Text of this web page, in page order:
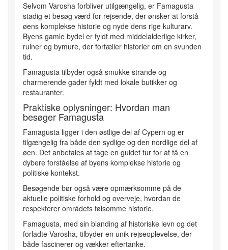
Selvom Varosha forbliver utilgængelig, er Famagusta
stadig et besøg værd for rejsende, der ønsker at forstå
øens komplekse historie og nyde dens rige kulturarv.
Byens gamle bydel er fyldt med middelalderlige kirker,
ruiner og bymure, der fortæller historier om en svunden
tid.
Famagusta tilbyder også smukke strande og
charmerende gader fyldt med lokale butikker og
restauranter.
Praktiske oplysninger: Hvordan man
besøger Famagusta
Famagusta ligger i den østlige del af Cypern og er
tilgængelig fra både den sydlige og den nordlige del af
øen. Det anbefales at tage en guidet tur for at få en
dybere forståelse af byens komplekse historie og
politiske kontekst.
Besøgende bør også være opmærksomme på de
aktuelle politiske forhold og overveje, hvordan de
respekterer områdets følsomme historie.
Famagusta, med sin blanding af historiske levn og det
forladte Varosha, tilbyder en unik rejseoplevelse, der
både fascinerer og vækker eftertanke.